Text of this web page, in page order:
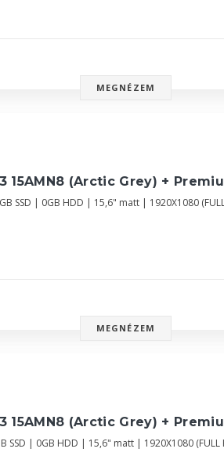
MEGNÉZEM
15AMN8 (Arctic Grey) +
SSD | 0GB HDD | 15,6" matt | 1920X1080
MEGNÉZEM
15AMN8 (Arctic Grey) +
SSD | 0GB HDD | 15,6" matt | 1920X1080